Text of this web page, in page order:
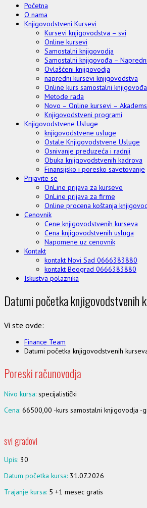
Početna
O nama
Knjigovodstveni Kursevi
Kursevi knjigovodstva – svi
Online kursevi
Samostalni knjigovodja
Samostalni knjigovođa – Napredni
Ovlašćeni knjigovodja
napredni kursevi knjigovodstva
Online kurs samostalni knjigovođa
Metode rada
Novo – Online kursevi –
Knjigovodstveni programi
Knjigovodstvene Usluge
knjigovodstvene usluge
Ostale Knjigovodstvene Usluge
Osnivanje preduzeća i radnji
Obuka knjigovodstvenih kadrova
Finansijsko i poresko savetovanje
Prijavite se
OnLine prijava za kurseve
OnLine prijava za firme
Online procena koštanja
Cenovnik
Cene knjigovodstvenih kurseva
Cena knjigovodstvenih usluga
Napomene uz cenovnik
Kontakt
kontakt Novi Sad 0666383880
kontakt Beograd 0666383880
Iskustva polaznika
Datumi početka knjigovodstvenih
Vi ste ovde:
Finance Team
Datumi početka knjigovodstvenih
Poreski računovodja
Nivo kursa: specijalistički
Cena: 66500,00 -kurs samostalni knjigovodja -
svi gradovi
Upis: 30
Datum početka kursa: 31.07.2026
Trajanje kursa: 5 +1 mesec gratis